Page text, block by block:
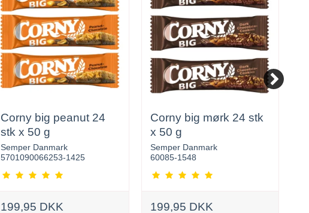
Corny big peanut 24
stk x 50 g
Semper Danmark
5701090066253-1425
199,95 DKK
Corny big mørk 24 stk
x 50 g
Semper Danmark
60085-1548
199,95 DKK